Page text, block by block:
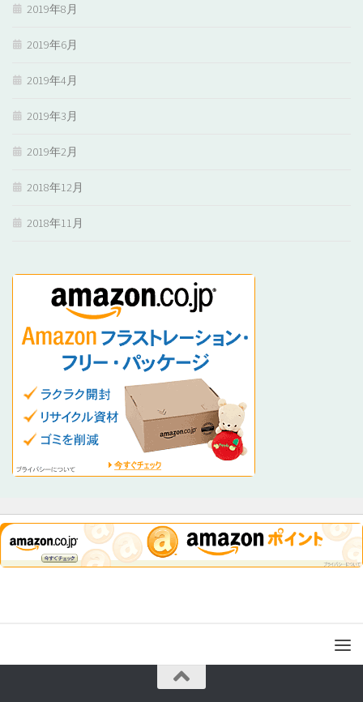
2019年8月
2019年6月
2019年4月
2019年3月
2019年2月
2018年12月
2018年11月